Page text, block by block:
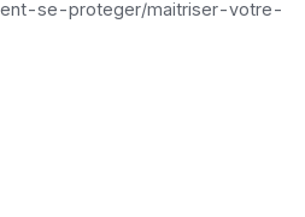
se-proteger/maitriser-votre-